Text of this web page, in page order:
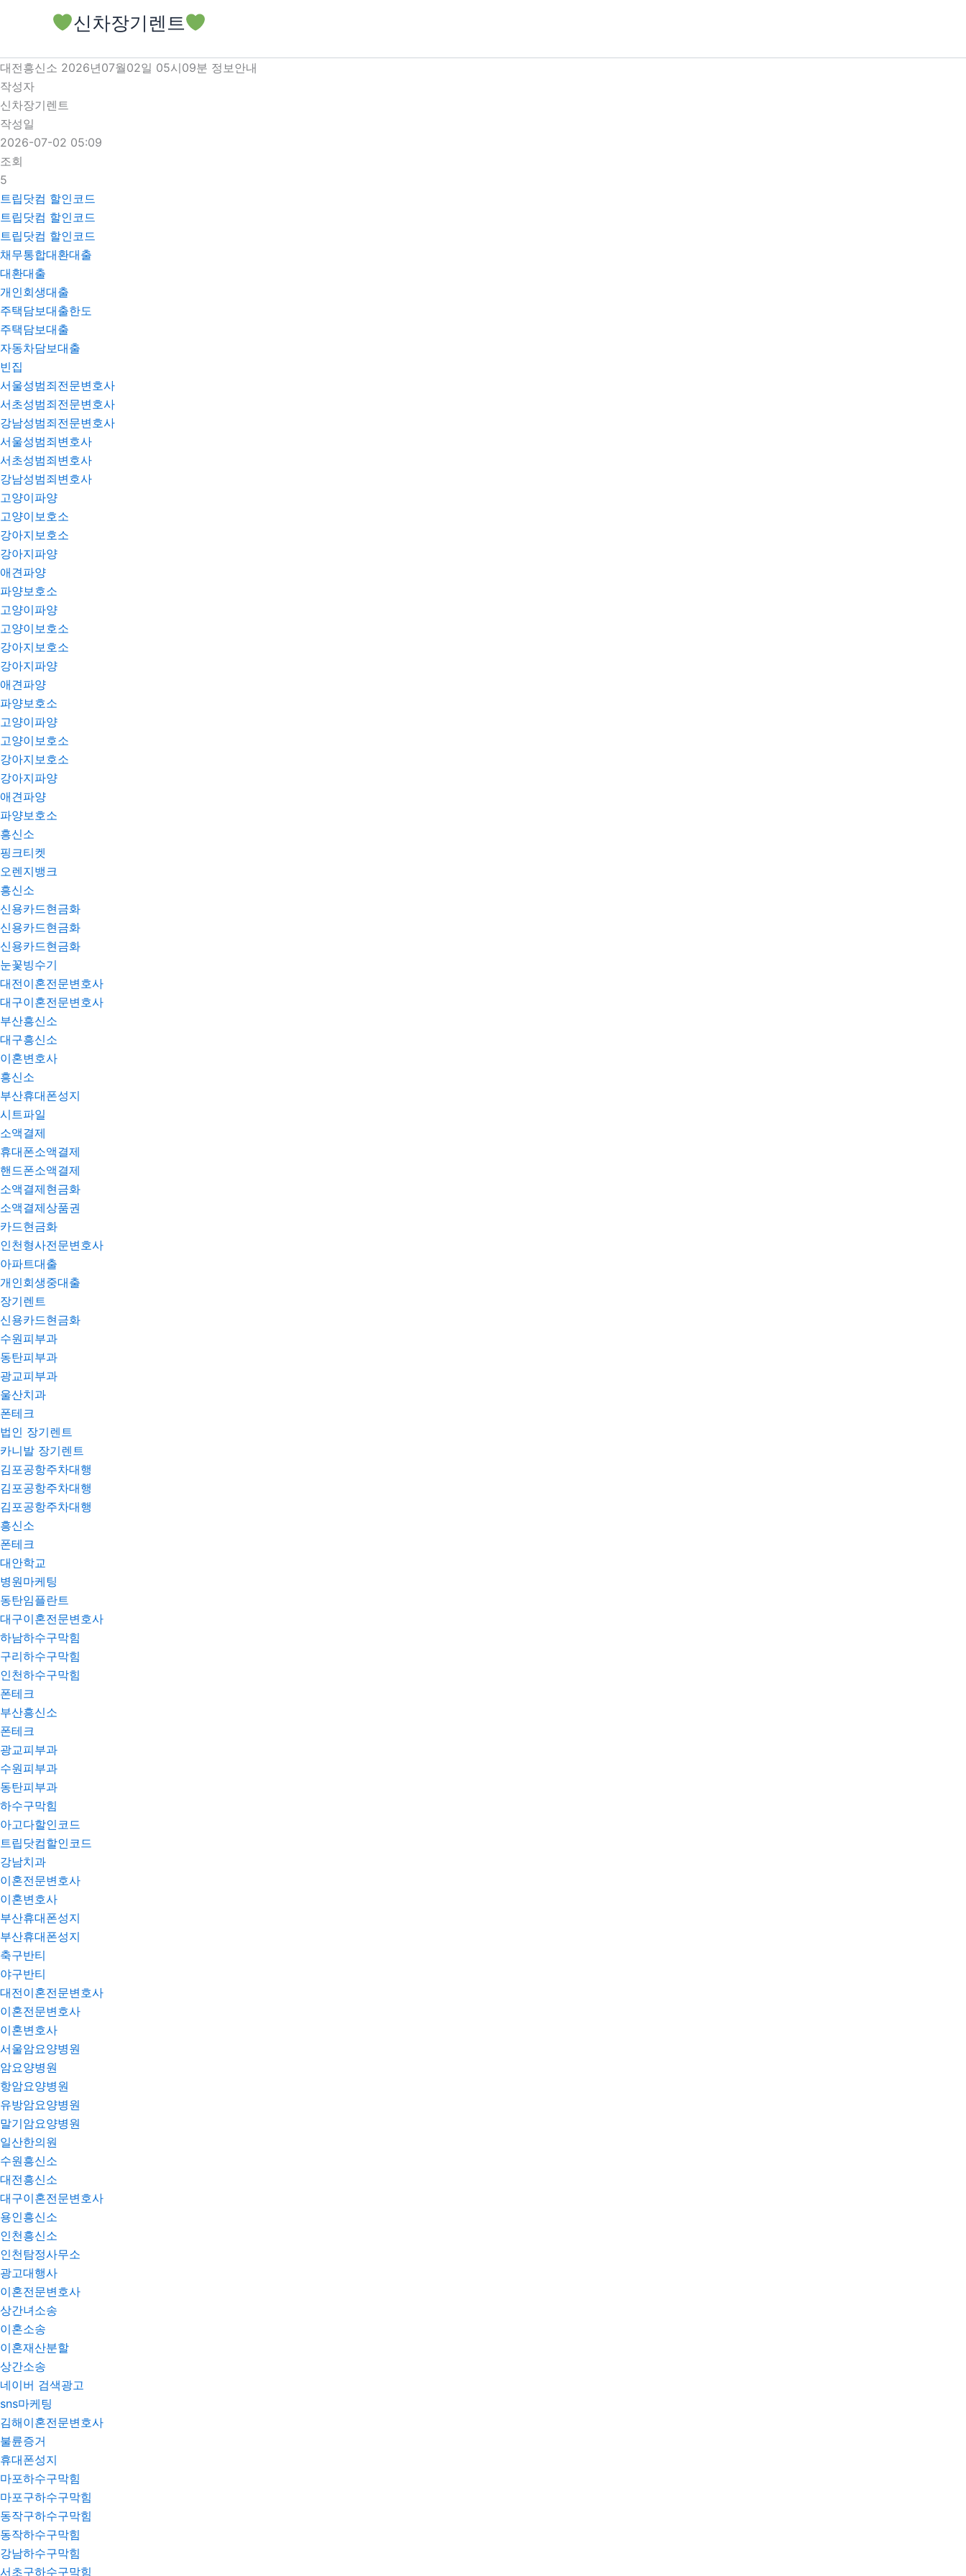
로
건
너
뛰
기
신차장기렌트
대전흥신소 2026년07월02일 05시09분 정보안내
작성자
신차장기렌트
작성일
2026-07-02 05:09
조회
5
트립닷컴 할인코드
트립닷컴 할인코드
트립닷컴 할인코드
채무통합대환대출
대환대출
개인회생대출
주택담보대출한도
주택담보대출
자동차담보대출
빈집
서울성범죄전문변호사
서초성범죄전문변호사
강남성범죄전문변호사
서울성범죄변호사
서초성범죄변호사
강남성범죄변호사
고양이파양
고양이보호소
강아지보호소
강아지파양
애견파양
파양보호소
고양이파양
고양이보호소
강아지보호소
강아지파양
애견파양
파양보호소
고양이파양
고양이보호소
강아지보호소
강아지파양
애견파양
파양보호소
흥신소
핑크티켓
오렌지뱅크
흥신소
신용카드현금화
신용카드현금화
신용카드현금화
눈꽃빙수기
대전이혼전문변호사
대구이혼전문변호사
부산흥신소
대구흥신소
이혼변호사
흥신소
부산휴대폰성지
시트파일
소액결제
휴대폰소액결제
핸드폰소액결제
소액결제현금화
소액결제상품권
카드현금화
인천형사전문변호사
아파트대출
개인회생중대출
장기렌트
신용카드현금화
수원피부과
동탄피부과
광교피부과
울산치과
폰테크
법인 장기렌트
카니발 장기렌트
김포공항주차대행
김포공항주차대행
김포공항주차대행
흥신소
폰테크
대안학교
병원마케팅
동탄임플란트
대구이혼전문변호사
하남하수구막힘
구리하수구막힘
인천하수구막힘
폰테크
부산흥신소
폰테크
광교피부과
수원피부과
동탄피부과
하수구막힘
아고다할인코드
트립닷컴할인코드
강남치과
이혼전문변호사
이혼변호사
부산휴대폰성지
부산휴대폰성지
축구반티
야구반티
대전이혼전문변호사
이혼전문변호사
이혼변호사
서울암요양병원
암요양병원
항암요양병원
유방암요양병원
말기암요양병원
일산한의원
수원흥신소
대전흥신소
대구이혼전문변호사
용인흥신소
인천흥신소
인천탐정사무소
광고대행사
이혼전문변호사
상간녀소송
이혼소송
이혼재산분할
상간소송
네이버 검색광고
sns마케팅
김해이혼전문변호사
불륜증거
휴대폰성지
마포하수구막힘
마포구하수구막힘
동작구하수구막힘
동작하수구막힘
강남하수구막힘
서초구하수구막힘